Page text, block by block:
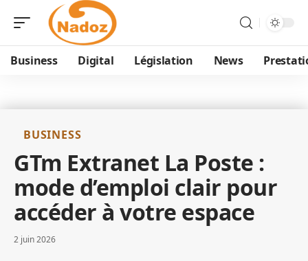
Business Digital Législation News
BUSINESS
GTm Extranet La Poste :
mode d’emploi clair pour
accéder à votre espace
2 juin 2026